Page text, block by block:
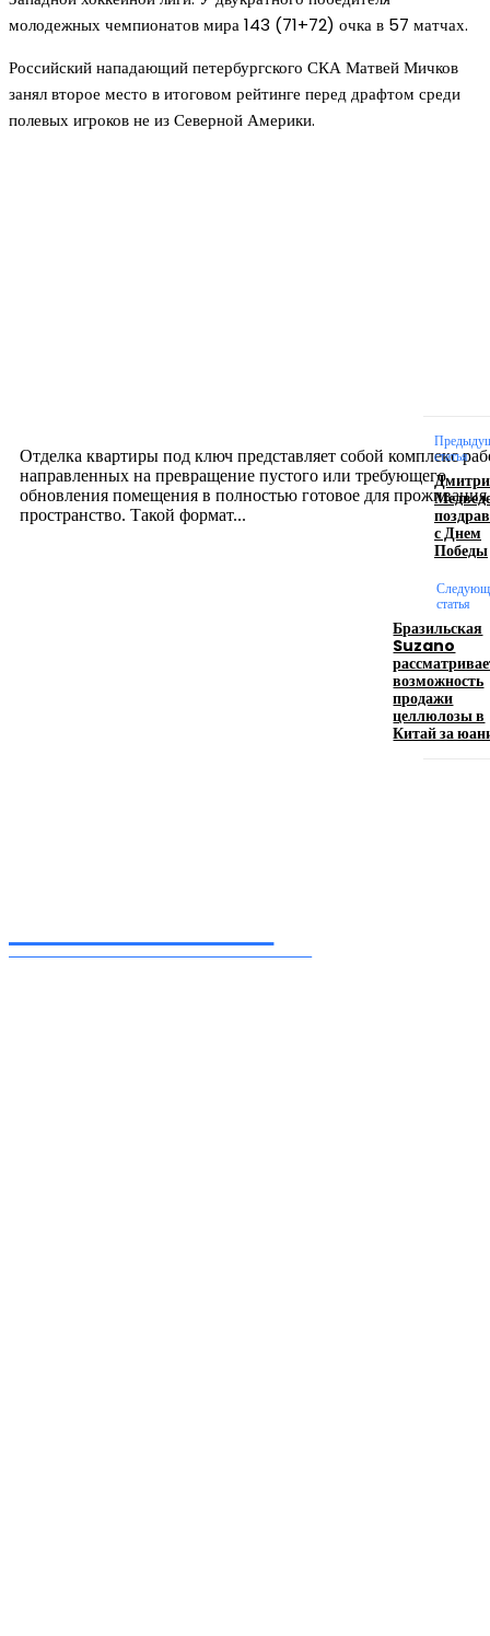
молодежных чемпионатов мира 143 (71+72) очка в 57 матчах.
Российский нападающий петербургского СКА Матвей Мичков
занял второе место в итоговом рейтинге перед драфтом среди
полевых игроков не из Северной Америки.
Отделка квартиры под ключ представляет собой комплекс
направленных на превращение пустого или требующего
обновления помещения в полностью готовое для проживания
пространство. Такой формат...
логотипом: эффективный инструмент бренда
Девушка в бокале: легендарный номер бурлеска
статья
с Днем
Победы
статья
Бразильская
Suzano
возможность
продажи
целлюлозы в
Китай за